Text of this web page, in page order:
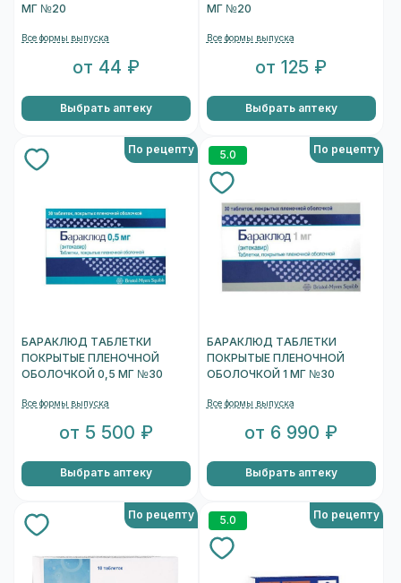
МГ №20
Все формы выпуска
от 44 ₽
Выбрать аптеку
МГ №20
Все формы выпуска
от 125 ₽
Выбрать аптеку
По рецепту
БАРАКЛЮД ТАБЛЕТКИ
ПОКРЫТЫЕ ПЛЕНОЧНОЙ
ОБОЛОЧКОЙ 0,5 МГ №30
Все формы выпуска
от 5 500 ₽
Выбрать аптеку
5.0 По рецепту
БАРАКЛЮД ТАБЛЕТКИ
ПОКРЫТЫЕ ПЛЕНОЧНОЙ
ОБОЛОЧКОЙ 1 МГ №30
Все формы выпуска
от 6 990 ₽
Выбрать аптеку
По рецепту 5.0 По рецепту